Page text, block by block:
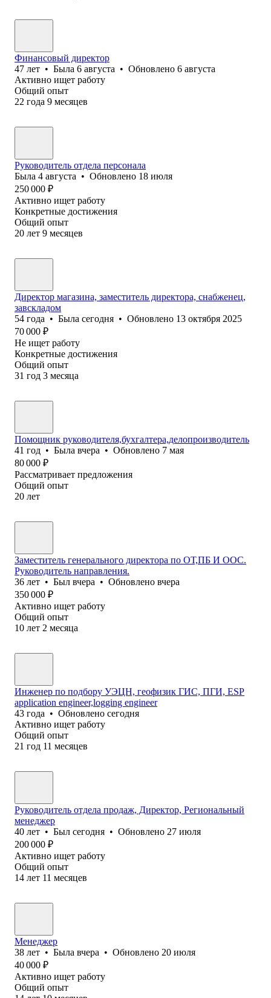
Финансовый директор
47 лет • Была 6 августа • Обновлено 6 августа
Активно ищет работу
Общий опыт
22 года 9 месяцев
Руководитель отдела персонала
Была 4 августа • Обновлено 18 июля
250 000 ₽
Активно ищет работу
Конкретные достижения
Общий опыт
20 лет 9 месяцев
Директор магазина, заместитель директора, снабженец,
завскладом
54 года • Была сегодня • Обновлено 13 октября 2025
70 000 ₽
Не ищет работу
Конкретные достижения
Общий опыт
31 год 3 месяца
Помощник руководителя,бухгалтера,делопроизводитель
41 год • Была вчера • Обновлено 7 мая
80 000 ₽
Рассматривает предложения
Общий опыт
20 лет
Заместитель генерального директора по ОТ,ПБ И ООС.
Руководитель направления.
36 лет • Был вчера • Обновлено вчера
350 000 ₽
Активно ищет работу
Общий опыт
10 лет 2 месяца
Инженер по подбору УЭЦН, геофизик ГИС, ПГИ, ESP
application engineer,logging engineer
43 года • Обновлено сегодня
Активно ищет работу
Общий опыт
21 год 11 месяцев
Руководитель отдела продаж, Директор, Региональный
менеджер
40 лет • Был сегодня • Обновлено 27 июля
200 000 ₽
Активно ищет работу
Общий опыт
14 лет 11 месяцев
Менеджер
38 лет • Была вчера • Обновлено 20 июля
40 000 ₽
Активно ищет работу
Общий опыт